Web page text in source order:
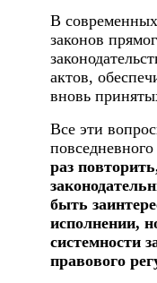
В
законов
актов,
вновь
Все эти
раз
быть
исполнении,
системности
правового